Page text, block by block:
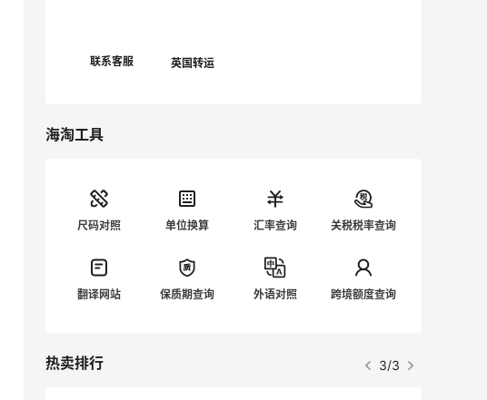
海淘工具
尺码对照 单位换算 汇率查询 关税税率查询
翻译网站 保质期查询 外语对照 跨境额度查询
热卖排行 3/3